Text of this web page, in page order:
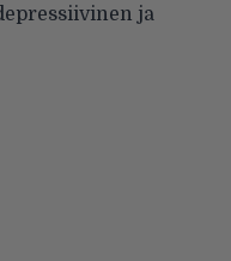
ja